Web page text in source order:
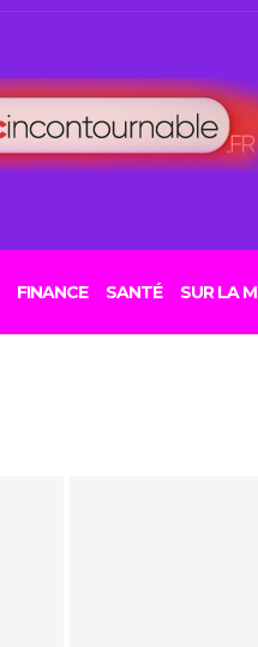
FINANCE SANTÉ SUR LA